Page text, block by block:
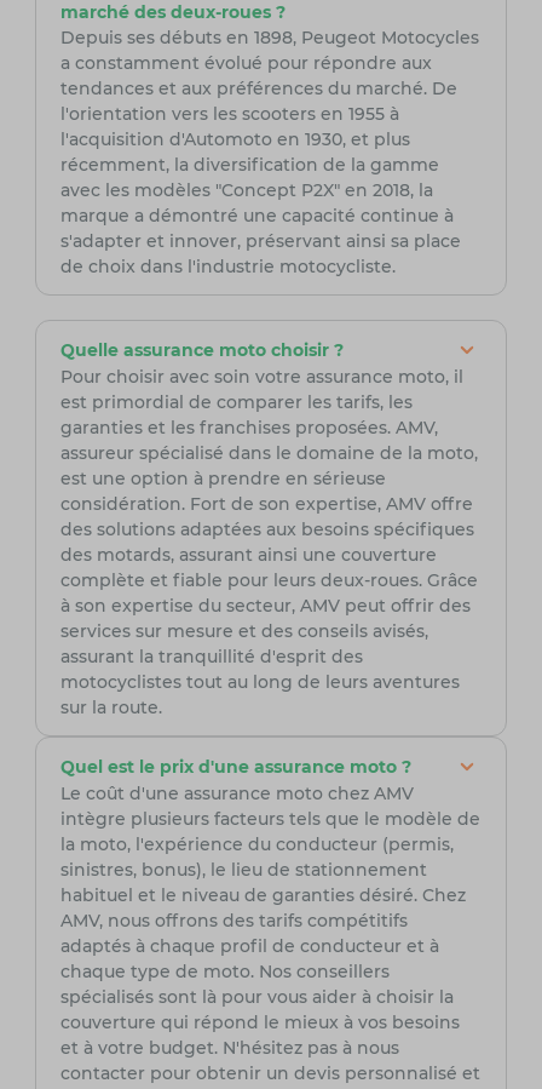
marché des deux-roues ?
Depuis ses débuts en 1898, Peugeot Motocycles
a constamment évolué pour répondre aux
tendances et aux préférences du marché. De
l'orientation vers les scooters en 1955 à
l'acquisition d'Automoto en 1930, et plus
récemment, la diversification de la gamme
avec les modèles "Concept P2X" en 2018, la
marque a démontré une capacité continue à
s'adapter et innover, préservant ainsi sa place
de choix dans l'industrie motocycliste.
Quelle assurance moto choisir ?
Pour choisir avec soin votre assurance moto, il
est primordial de comparer les tarifs, les
garanties et les franchises proposées. AMV,
assureur spécialisé dans le domaine de la moto,
est une option à prendre en sérieuse
considération. Fort de son expertise, AMV offre
des solutions adaptées aux besoins spécifiques
des motards, assurant ainsi une couverture
complète et fiable pour leurs deux-roues. Grâce
à son expertise du secteur, AMV peut offrir des
services sur mesure et des conseils avisés,
assurant la tranquillité d'esprit des
motocyclistes tout au long de leurs aventures
sur la route.
Quel est le prix d'une assurance moto ?
Le coût d'une assurance moto chez AMV
intègre plusieurs facteurs tels que le modèle de
la moto, l'expérience du conducteur (permis,
sinistres, bonus), le lieu de stationnement
habituel et le niveau de garanties désiré. Chez
AMV, nous offrons des tarifs compétitifs
adaptés à chaque profil de conducteur et à
chaque type de moto. Nos conseillers
spécialisés sont là pour vous aider à choisir la
couverture qui répond le mieux à vos besoins
et à votre budget. N'hésitez pas à nous
contacter pour obtenir un devis personnalisé et